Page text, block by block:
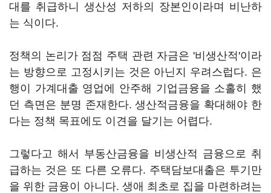
대를 취급하니 생산성 저하의 장본인이라며 비난하
는 식이다.
정책의 논리가 점점 주택 관련 자금은 '비생산적'이라
는 방향으로 고정시키는 것은 아닌지 우려스럽다. 은
행이 가계대출 영업에 안주해 기업금융을 소홀히 했
던 측면은 분명 존재한다. 생산적금융을 확대해야 한
다는 정책 목표에도 이견을 달기는 어렵다.
그렇다고 해서 부동산금융을 비생산적 금융으로 취
급하는 것은 또 다른 오류다. 주택담보대출은 투기만
을 위한 금융이 아니다. 생애 최초로 집을 마련하려는